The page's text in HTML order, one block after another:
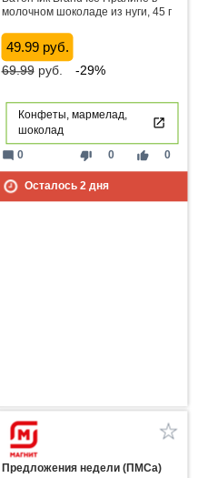
молочном шоколаде из нуги, 45 г
49.99 руб.
69.99руб. -29%
Конфеты, мармелад,
шоколад
thumb_down 0 thumb_up 0
mode_comment 0
Осталось 2дня
Предложения недели (ПМСа)